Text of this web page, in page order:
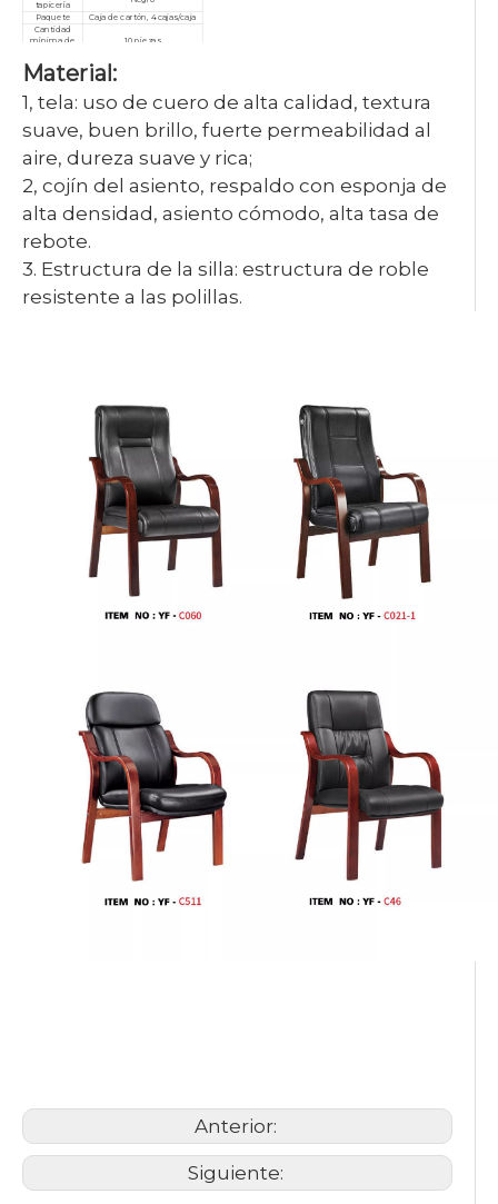
tapicería
Paquete
Caja de cartón, 4 cajas/caja
Cantidad
mínima de 10 piezas
Garantía
Servicio Personalizado, posventa
Material:
1, tela: uso de cuero de alta calidad, textura
suave, buen brillo, fuerte permeabilidad al
aire, dureza suave y rica;
2, cojín del asiento, respaldo con esponja de
alta densidad, asiento cómodo, alta tasa de
rebote.
3. Estructura de la silla: estructura de roble
resistente a las polillas.
Anterior:
Siguiente: